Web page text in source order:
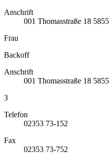
Anschrift
001 Thomasstraße 18
Frau
Backoff
Anschrift
001 Thomasstraße 18
3
Telefon
02353 73-152
Fax
02353 73-752